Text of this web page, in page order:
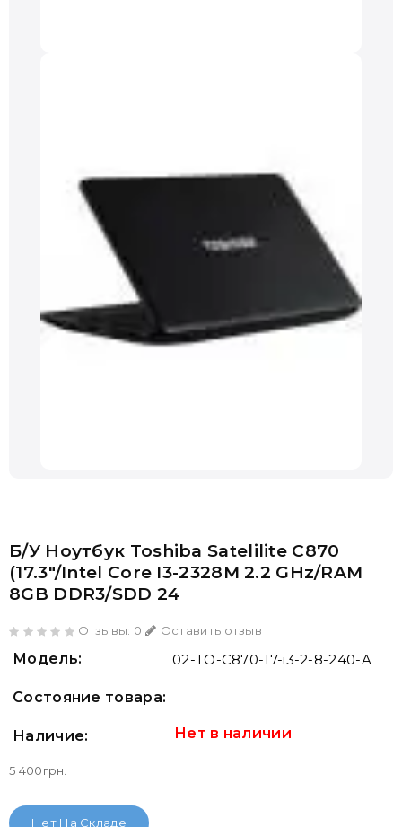
Б/У Ноутбук Toshiba Satelilite C870
(17.3"/Intel Core I3-2328M 2.2 GHz/RAM
8GB DDR3/SDD 24
Отзывы: 0 Оставить отзыв
Модель: 02-TO-C870-17-i3-2-8-240-A
Состояние товара:
Наличие: Нет в наличии
5 400грн.
Нет На Складе